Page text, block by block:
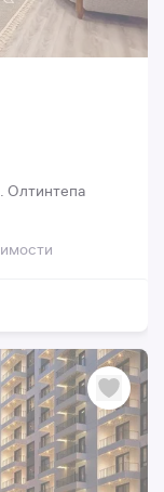
Олтинтепа